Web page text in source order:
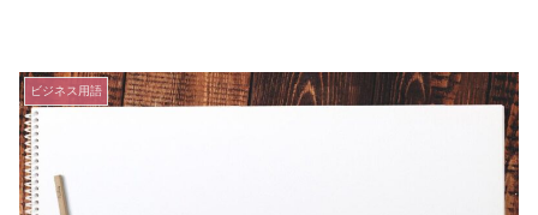
ビジネス用語